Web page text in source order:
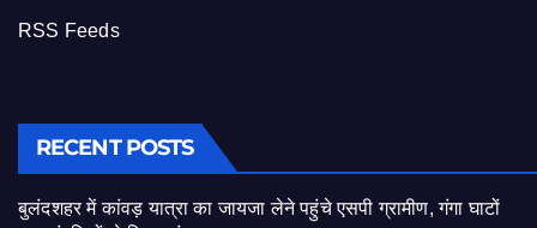
RSS Feeds
RECENT POSTS
बुलंदशहर में कांवड़ यात्रा का जायजा लेने पहुंचे एसपी ग्रामीण, गंगा घाटों